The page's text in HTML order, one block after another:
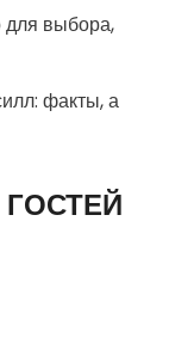
для выбора,
факты, а